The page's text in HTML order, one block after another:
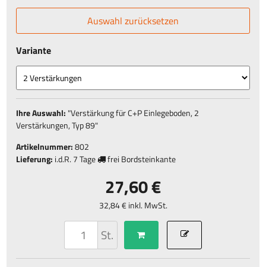
Auswahl zurücksetzen
Variante
Ihre Auswahl: "Verstärkung für C+P Einlegeboden, 2
Verstärkungen, Typ 89"
Artikelnummer:802
Lieferung: i.d.R. 7 Tage frei Bordsteinkante
27,60 €
32,84 € inkl. MwSt.
St.